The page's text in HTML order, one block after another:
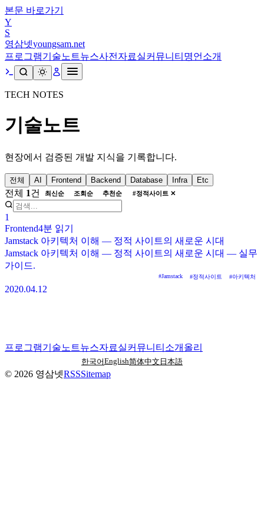
본문 바로가기
Y
S
영삼넷youngsam.net
프로그램기술노트뉴스사전 자료실커뮤니티 명언 소개
TECH NOTES
기술노트
현장에서 검증된 개발 지식을 기록합니다.
전체 AI Frontend Backend Database Infra Etc
전체 1건 최신순 조회순 추천순 #정적사이트 ✕
1
Frontend4분 읽기
Jamstack 아키텍처 이해 — 정적 사이트의 새로운 시대
Jamstack 아키텍처 이해 — 정적 사이트의 새로운 시대 — 실무
가이드.
#Jamstack #정적사이트 #아키텍처
2020.04.12
프로그램기술노트뉴스자료실커뮤니티 소개 올리
한국어English简体中文 日本語
© 2026 영삼넷RSSSitemap